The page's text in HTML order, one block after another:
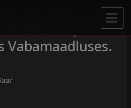
Vabamaadluses.